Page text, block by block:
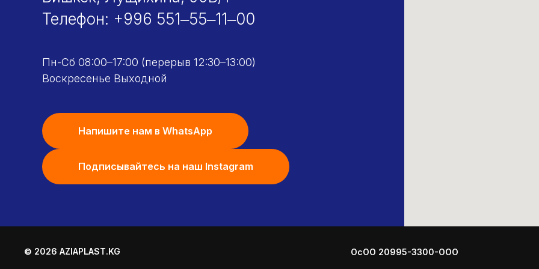
Телефон: +996 551‒55‒11‒00
Пн-Сб 08:00–17:00 (перерыв 12:30–13:00)
Воскресенье Выходной
Напишите нам в WhatsApp
Подписывайтесь на наш Instagram
© 2026 AZIAPLAST.KG ОсОО 20995-3300-ООО